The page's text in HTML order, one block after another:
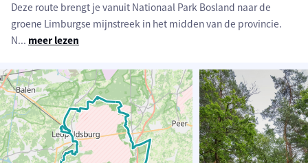
Deze route brengt je vanuit Nationaal Park Bosland naar de
groene Limburgse mijnstreek in het midden van de provincie.
N... meer lezen